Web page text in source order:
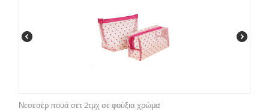
Νεσεσέρ πουά σετ 2τμχ σε φούξια χρώμα